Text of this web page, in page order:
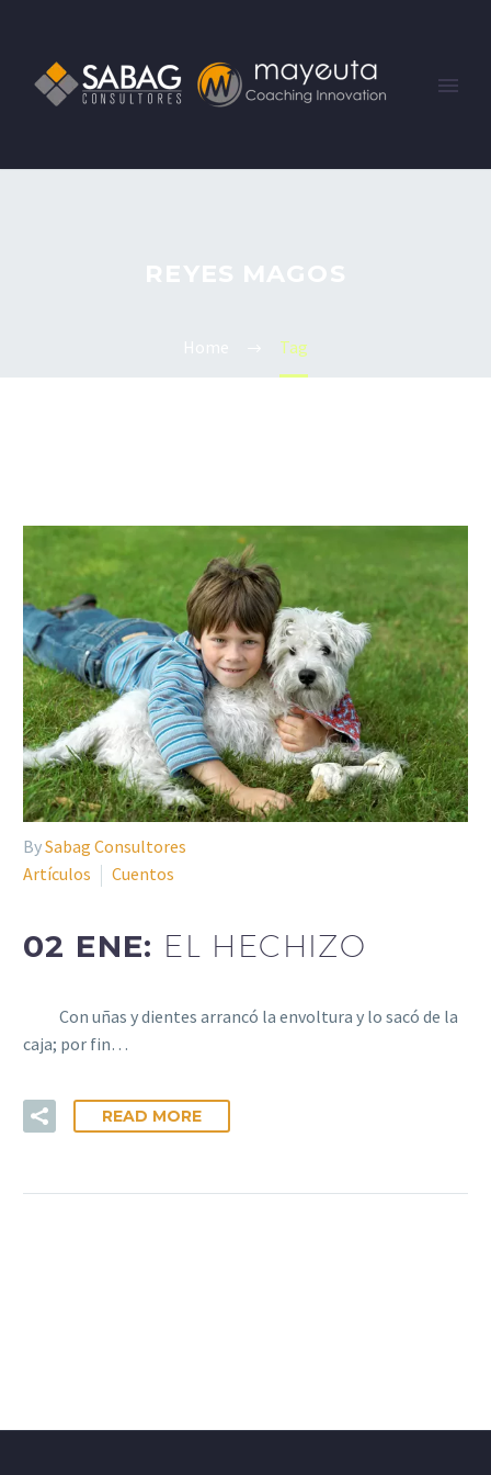
Tag
BySabag Consultores
Artículos
Cuentos
02 ENE: EL HECHIZO
Con uñas y dientes arrancó la envoltura y lo sacó de la
caja; por fin…
READ MORE